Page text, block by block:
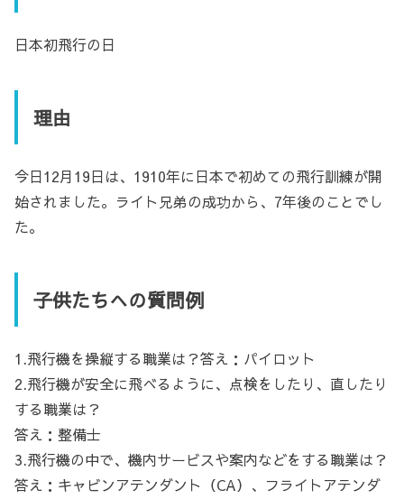
日本初飛行の日
理由
今日12月19日は、1910年に日本で初めての飛行訓練が開
始されました。ライト兄弟の成功から、7年後のことでし
た。
子供たちへの質問例
1.飛行機を操縦する職業は？答え：パイロット
2.飛行機が安全に飛べるように、点検をしたり、直したり
する職業は？
答え：整備士
3.飛行機の中で、機内サービスや案内などをする職業は？
答え：キャビンアテンダント（CA）、フライトアテンダ